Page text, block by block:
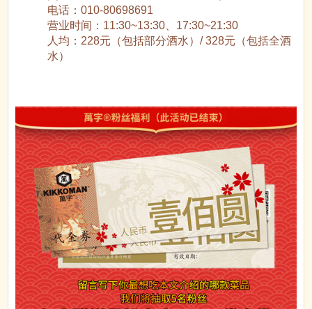
电话：010-80698691
营业时间：11:30~13:30、17:30~21:30
人均：228元（包括部分酒水）/ 328元（包括全酒
水）